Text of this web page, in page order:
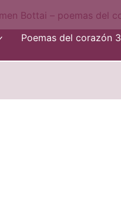
Poemas del corazón 3